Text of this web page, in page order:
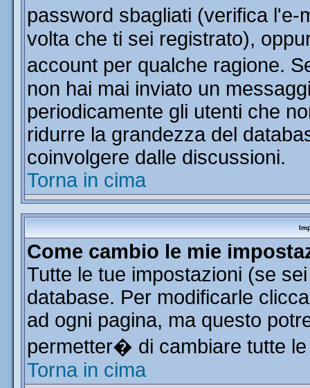
password sbagliati (verifica
volta che ti sei registrato),
account per qualche ragione.
non hai mai inviato un
periodicamente gli utenti che
ridurre la grandezza del
coinvolgere dalle discussioni.
Torna in cima
Come cambio le mie
Tutte le tue impostazioni (se
database. Per modificarle
ad ogni pagina, ma questo
permetter� di cambiare tutte
Torna in cima